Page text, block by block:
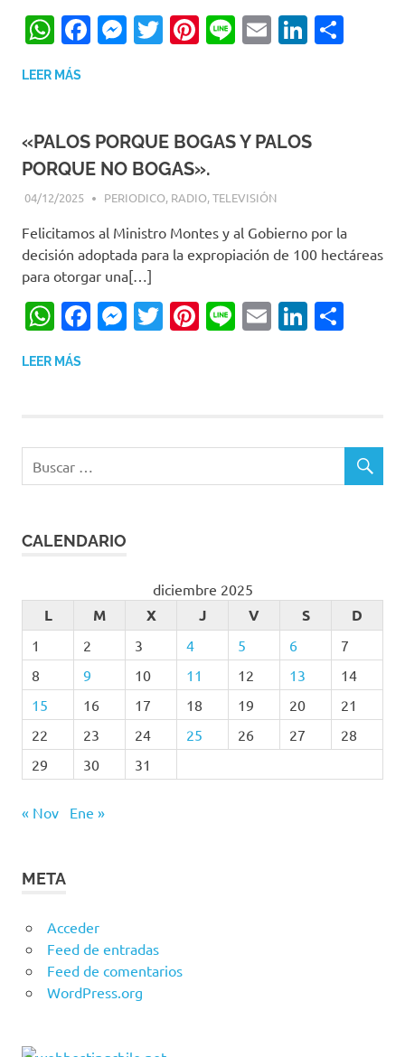
WhatsApp
Facebook
Messenger
Twitter
Pinterest
LineEmail
LEER MÁS
«PALOS PORQUE BOGAS Y PALOS
PORQUE NO BOGAS».
04/12/2025 EDITOR-RET
PERIODICO, RADIO,TELEVISIÓN
Felicitamos al Ministro Montes y al Gobierno por la
decisión adoptada para la expropiación de 100 hectáreas
para otorgar una[…]
WhatsApp
Facebook
Messenger
Twitter
Pinterest
LineEmail
LEER MÁS
CALENDARIO
diciembre 2025
L M X J V S D
1 2 3 4 5 6
7
8
9 10 11 12 13
14
15
16 17 18 19 20
21
22
23 24 25 26 27
28
29
30 31
« Nov Ene »
META
Acceder
Feed de entradas
Feed de comentarios
WordPress.org